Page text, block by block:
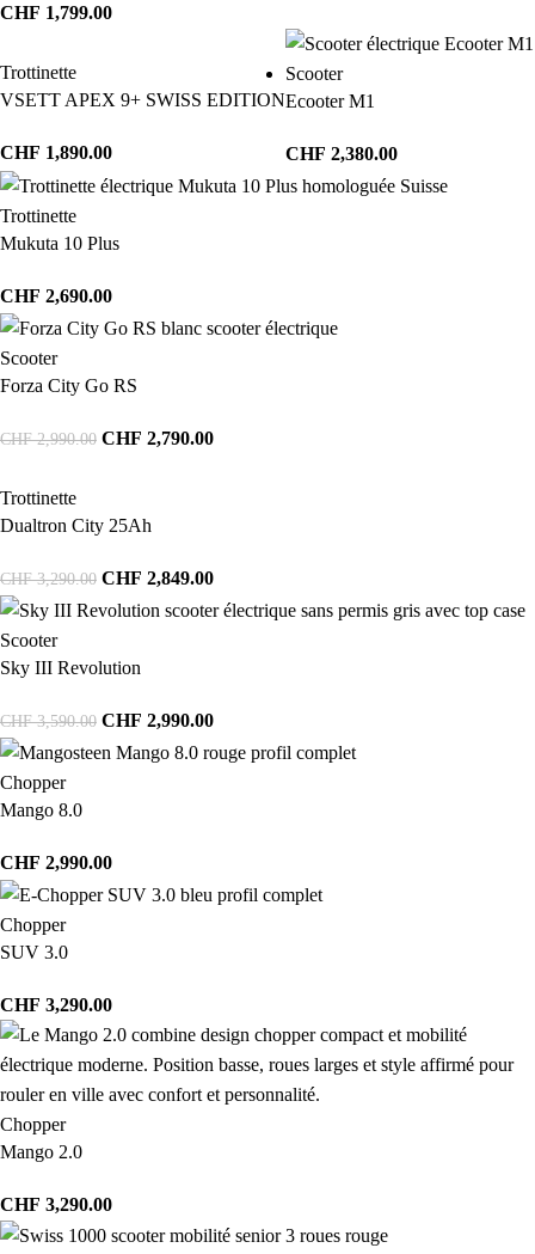
CHF 1,799.00
Trottinette
VSETT APEX 9+ SWISS EDITION
CHF 1,890.00
Scooter
Ecooter M1
CHF 2,380.00
Trottinette
Mukuta 10 Plus
CHF 2,690.00
Scooter
Forza City Go RS
CHF2,990.00 CHF 2,790.00
Trottinette
Dualtron City 25Ah
CHF3,290.00 CHF 2,849.00
Scooter
Sky III Revolution
CHF3,590.00 CHF 2,990.00
Chopper
Mango 8.0
CHF 2,990.00
Chopper
SUV 3.0
CHF 3,290.00
Chopper
Mango 2.0
CHF 3,290.00